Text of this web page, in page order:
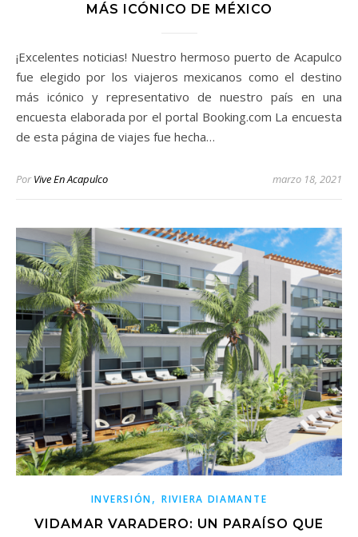
MÁS ICÓNICO DE MÉXICO
¡Excelentes noticias! Nuestro hermoso puerto de Acapulco
fue elegido por los viajeros mexicanos como el destino
más icónico y representativo de nuestro país en una
encuesta elaborada por el portal Booking.com La encuesta
de esta página de viajes fue hecha…
Por Vive En Acapulco marzo 18, 2021
INVERSIÓN,RIVIERA DIAMANTE
VIDAMAR VARADERO: UN PARAÍSO QUE